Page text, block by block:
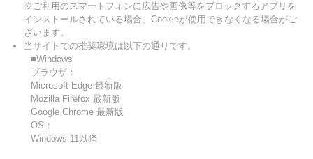
※ご利用のスマートフォンに広告や画像等をブロックするアプリを
インストールされている場合、Cookieが使用できなくなる場合がご
ざいます。
当サイトでの推奨環境は以下の通りです。
■Windows
ブラウザ：
Microsoft Edge 最新版
Mozilla Firefox 最新版
Google Chrome 最新版
OS：
Windows 11以降